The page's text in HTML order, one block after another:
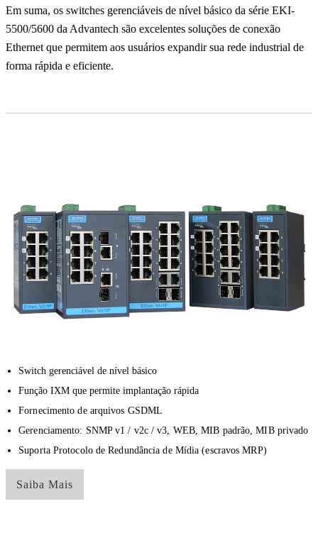
Em suma, os switches gerenciáveis ​​de nível básico da série EKI-
5500/5600 da Advantech são excelentes soluções de conexão
Ethernet que permitem aos usuários expandir sua rede industrial de
forma rápida e eficiente.
Switch gerenciável de nível básico
Função IXM que permite implantação rápida
Fornecimento de arquivos GSDML
Gerenciamento: SNMP v1 / v2c / v3, WEB, MIB padrão, MIB privado
Suporta Protocolo de Redundância de Mídia (escravos MRP)
Saiba Mais